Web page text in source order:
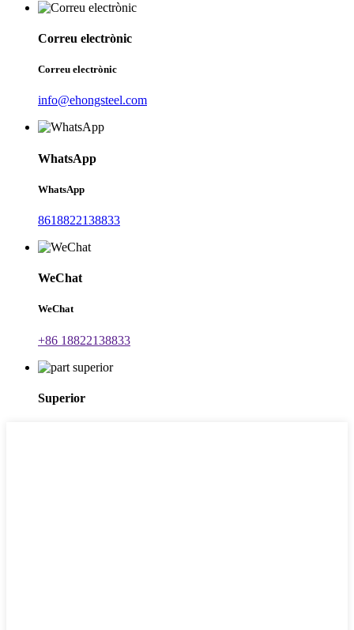
Correu electrònic
Correu electrònic
info@ehongsteel.com
WhatsApp
WhatsApp
8618822138833
WeChat
WeChat
+86 18822138833
Superior